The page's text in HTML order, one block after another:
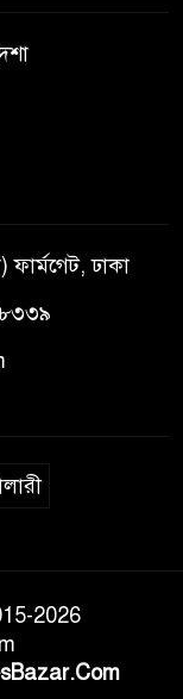
ঢাকা
2026